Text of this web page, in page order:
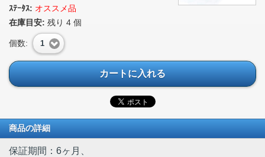
ｽﾃｰﾀｽ: オススメ品
在庫目安: 残り 4 個
個数: 1
カートに入れる
商品の詳細
保証期間：6ヶ月、